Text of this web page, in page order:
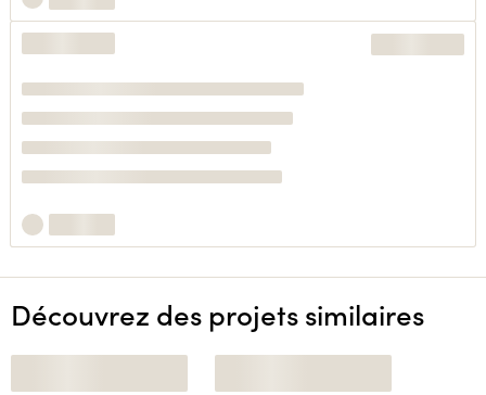
Découvrez des projets similaires